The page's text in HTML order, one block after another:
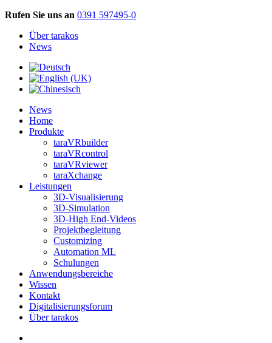
Rufen Sie uns an 0391 597495-0
Über tarakos
News
News
Home
Produkte
taraVRbuilder
taraVRcontrol
taraVRviewer
taraXchange
Leistungen
3D-Visualisierung
3D-Simulation
3D-High End-Videos
Projektbegleitung
Customizing
Automation ML
Schulungen
Anwendungsbereiche
Wissen
Kontakt
Digitalisierungsforum
Über tarakos